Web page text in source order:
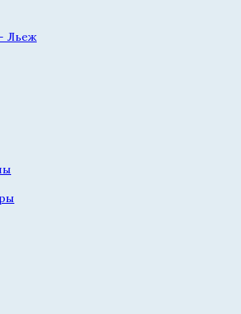
Льеж